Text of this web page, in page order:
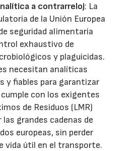
a contrarreloj: La
de la Unión Europea
seguridad alimentaria
exhaustivo de
y plaguicidas.
necesitan analíticas
y fiables para garantizar
con los exigentes
de Residuos (LMR)
las grandes cadenas de
europeas, sin perder
vida útil en el transporte.